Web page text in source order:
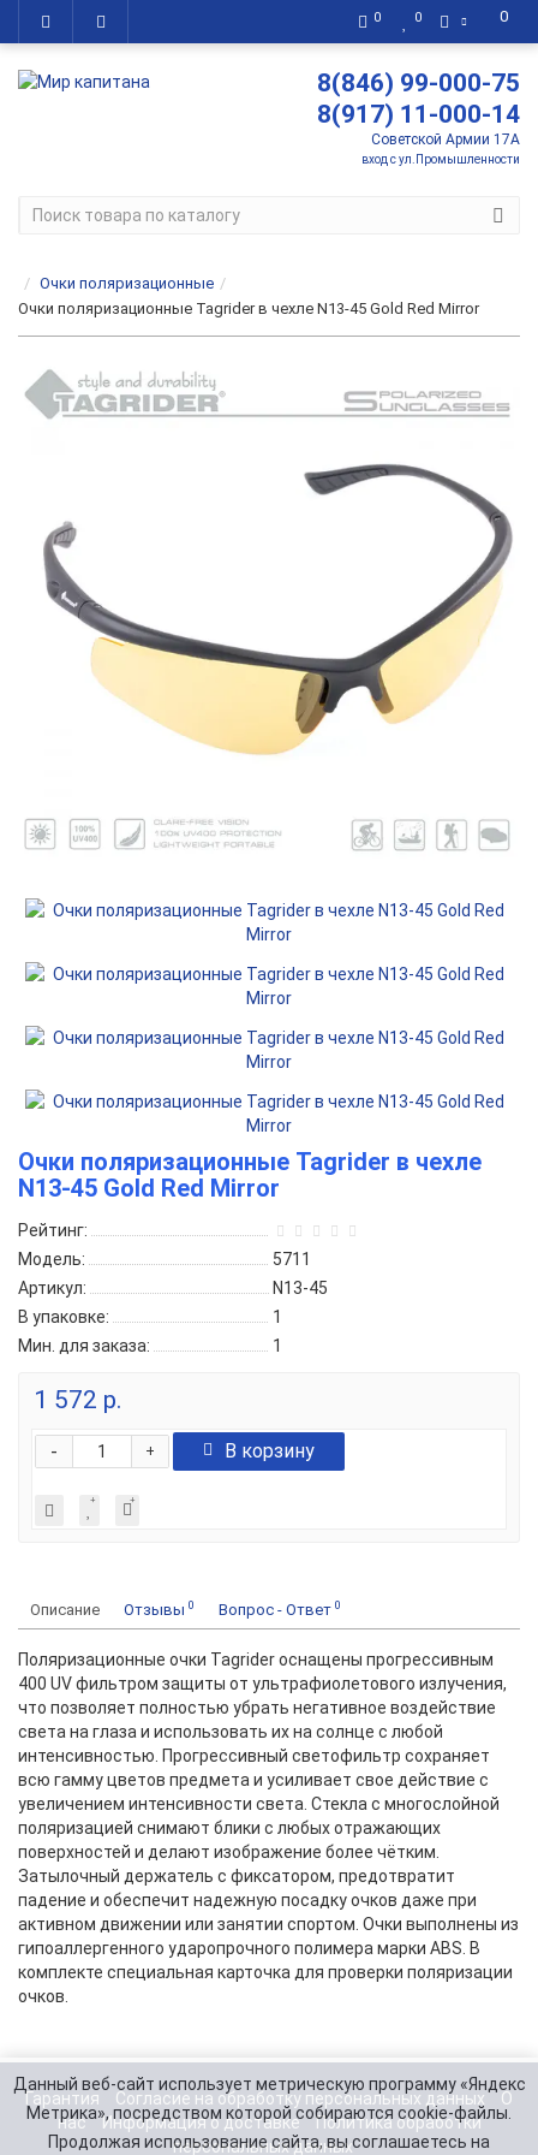
0
0 0
8(846) 99-000-75
8(917) 11-000-14
Советской Армии 17А
вход с ул.Промышленности
Очки поляризационные
Очки поляризационные Tagrider в чехле N13-45 Gold Red Mirror
Очки поляризационные Tagrider в чехле
N13-45 Gold Red Mirror
Рейтинг:
Модель:
5711
Артикул:
N13-45
В упаковке:
1
Мин. для заказа:
1
1 572 р.
+
- В корзину
Описание Отзывы 0 Вопрос - Ответ 0
Поляризационные очки Tagrider оснащены прогрессивным
400 UV фильтром защиты от ультрафиолетового излучения,
что позволяет полностью убрать негативное воздействие
света на глаза и использовать их на солнце с любой
интенсивностью. Прогрессивный светофильтр сохраняет
всю гамму цветов предмета и усиливает свое действие с
увеличением интенсивности света. Стекла с многослойной
поляризацией снимают блики с любых отражающих
поверхностей и делают изображение более чётким.
Затылочный держатель с фиксатором, предотвратит
падение и обеспечит надежную посадку очков даже при
активном движении или занятии спортом. Очки выполнены из
гипоаллергенного ударопрочного полимера марки ABS. В
комплекте специальная карточка для проверки поляризации
очков.
Гарантия Согласие на обработку персональных данных
О
нас
Информация о доставке
Политика обработки
персональных данных
Данный веб-сайт использует метрическую программу «Яндекс
Метрика», посредством которой собираются cookie-файлы.
Продолжая использование сайта, вы соглашаетесь на